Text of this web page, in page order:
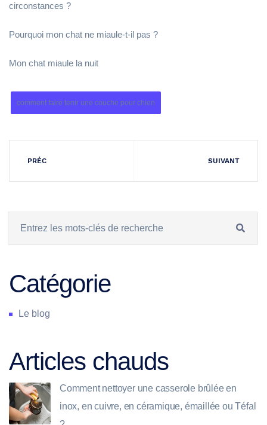
circonstances ?
Pourquoi mon chat ne miaule-t-il pas ?
Mon chat miaule la nuit
comment faire tenir une couche pour chien
PRÉC SUIVANT
Catégorie
Le blog
Articles chauds
Comment nettoyer une casserole brûlée en
inox, en cuivre, en céramique, émaillée ou Téfal